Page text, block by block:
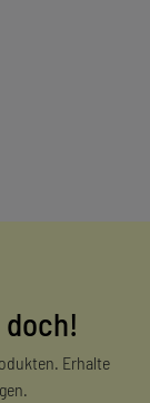
Erhalte